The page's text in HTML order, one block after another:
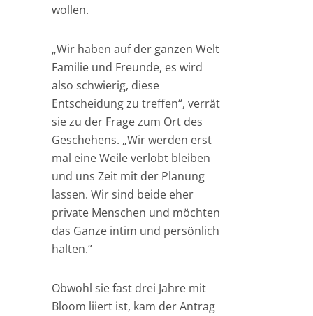
wollen.
„Wir haben auf der ganzen Welt
Familie und Freunde, es wird
also schwierig, diese
Entscheidung zu treffen“, verrät
sie zu der Frage zum Ort des
Geschehens. „Wir werden erst
mal eine Weile verlobt bleiben
und uns Zeit mit der Planung
lassen. Wir sind beide eher
private Menschen und möchten
das Ganze intim und persönlich
halten.“
Obwohl sie fast drei Jahre mit
Bloom liiert ist, kam der Antrag